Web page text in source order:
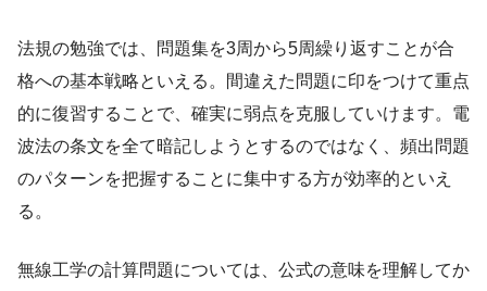
法規の勉強では、問題集を3周から5周繰り返すことが合
格への基本戦略といえる。間違えた問題に印をつけて重点
的に復習することで、確実に弱点を克服していけます。電
波法の条文を全て暗記しようとするのではなく、頻出問題
のパターンを把握することに集中する方が効率的といえ
る。
無線工学の計算問題については、公式の意味を理解してか